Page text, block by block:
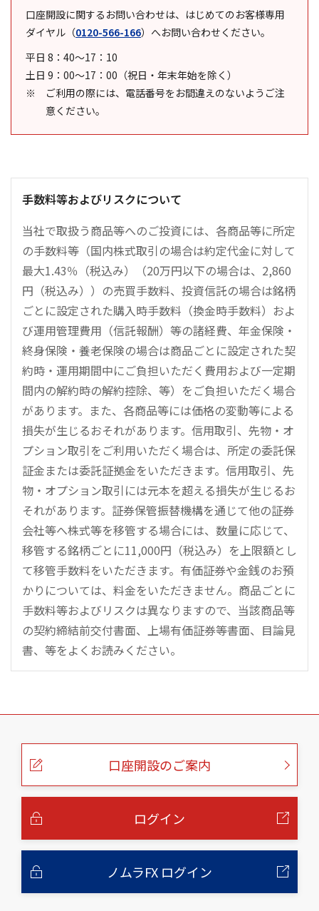
口座開設に関するお問い合わせは、はじめてのお客様専用
ダイヤル （0120-566-166） へお問い合わせください。
平日 8：40～17：10
土日 9：00～17：00（祝日・年末年始を除く）
ご利用の際には、電話番号をお間違えのないようご注
意ください。
手数料等およびリスクについて
当社で取扱う商品等へのご投資には、各商品等に所定
の手数料等（国内株式取引の場合は約定代金に対して
最大1.43％（税込み）（20万円以下の場合は、2,860
円（税込み））の売買手数料、投資信託の場合は銘柄
ごとに設定された購入時手数料（換金時手数料）およ
び運用管理費用（信託報酬）等の諸経費、年金保険・
終身保険・養老保険の場合は商品ごとに設定された契
約時・運用期間中にご負担いただく費用および一定期
間内の解約時の解約控除、等）をご負担いただく場合
があります。また、各商品等には価格の変動等による
損失が生じるおそれがあります。信用取引、先物・オ
プション取引をご利用いただく場合は、所定の委託保
証金または委託証拠金をいただきます。信用取引、先
物・オプション取引には元本を超える損失が生じるお
それがあります。証券保管振替機構を通じて他の証券
会社等へ株式等を移管する場合には、数量に応じて、
移管する銘柄ごとに11,000円（税込み）を上限額とし
て移管手数料をいただきます。有価証券や金銭のお預
かりについては、料金をいただきません。商品ごとに
手数料等およびリスクは異なりますので、当該商品等
の契約締結前交付書面、上場有価証券等書面、目論見
書、等をよくお読みください。
こ
口座開設のご案内
ログイン
ノムラFX ログイン